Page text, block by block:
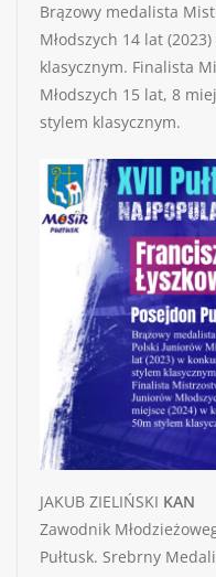
Brązowy medalista
Młodszych 14 lat
klasycznym. Finalista
Młodszych 15 lat, 8
stylem klasycznym.
JAKUB ZIELIŃSKI KAN
Zawodnik
Pułtusk. Srebrny